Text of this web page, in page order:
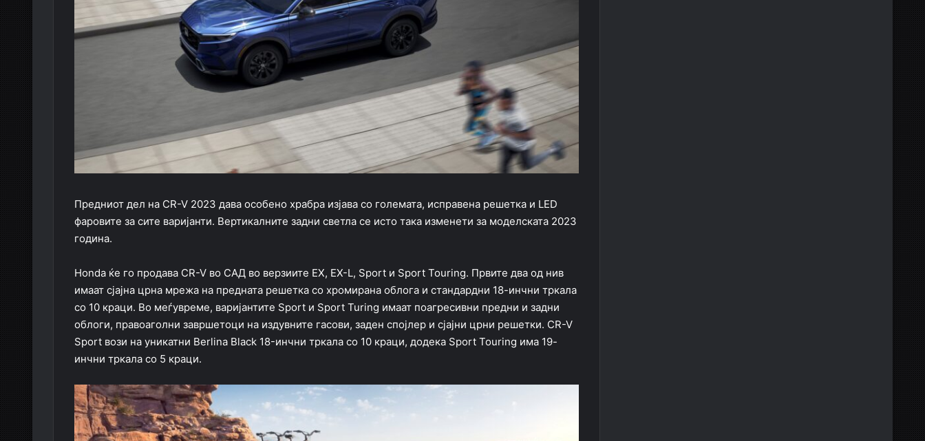
Предниот дел на CR-V 2023 дава особено храбра изјава со големата, исправена решетка и LED
фаровите за сите варијанти. Вертикалните задни светла се исто така изменети за моделската 2023
година.
Honda ќе го продава CR-V во САД во верзиите EX, EX-L, Sport и Sport Touring. Првите два од нив
имаат сјајна црна мрежа на предната решетка со хромирана облога и стандардни 18-инчни тркала
со 10 краци. Во меѓувреме, варијантите Sport и Sport Turing имаат поагресивни предни и задни
облоги, правоаголни завршетоци на издувните гасови, заден спојлер и сјајни црни решетки. CR-V
Sport вози на уникатни Berlina Black 18-инчни тркала со 10 краци, додека Sport Touring има 19-
инчни тркала со 5 краци.